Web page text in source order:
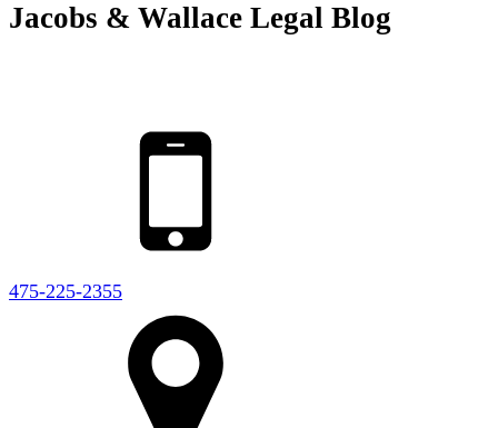
Jacobs & Wallace Legal Blog
475-225-2355